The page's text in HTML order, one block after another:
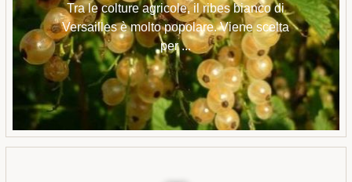
Tra le colture agricole, il ribes bianco di
Versailles è molto popolare. Viene scelta
per ...